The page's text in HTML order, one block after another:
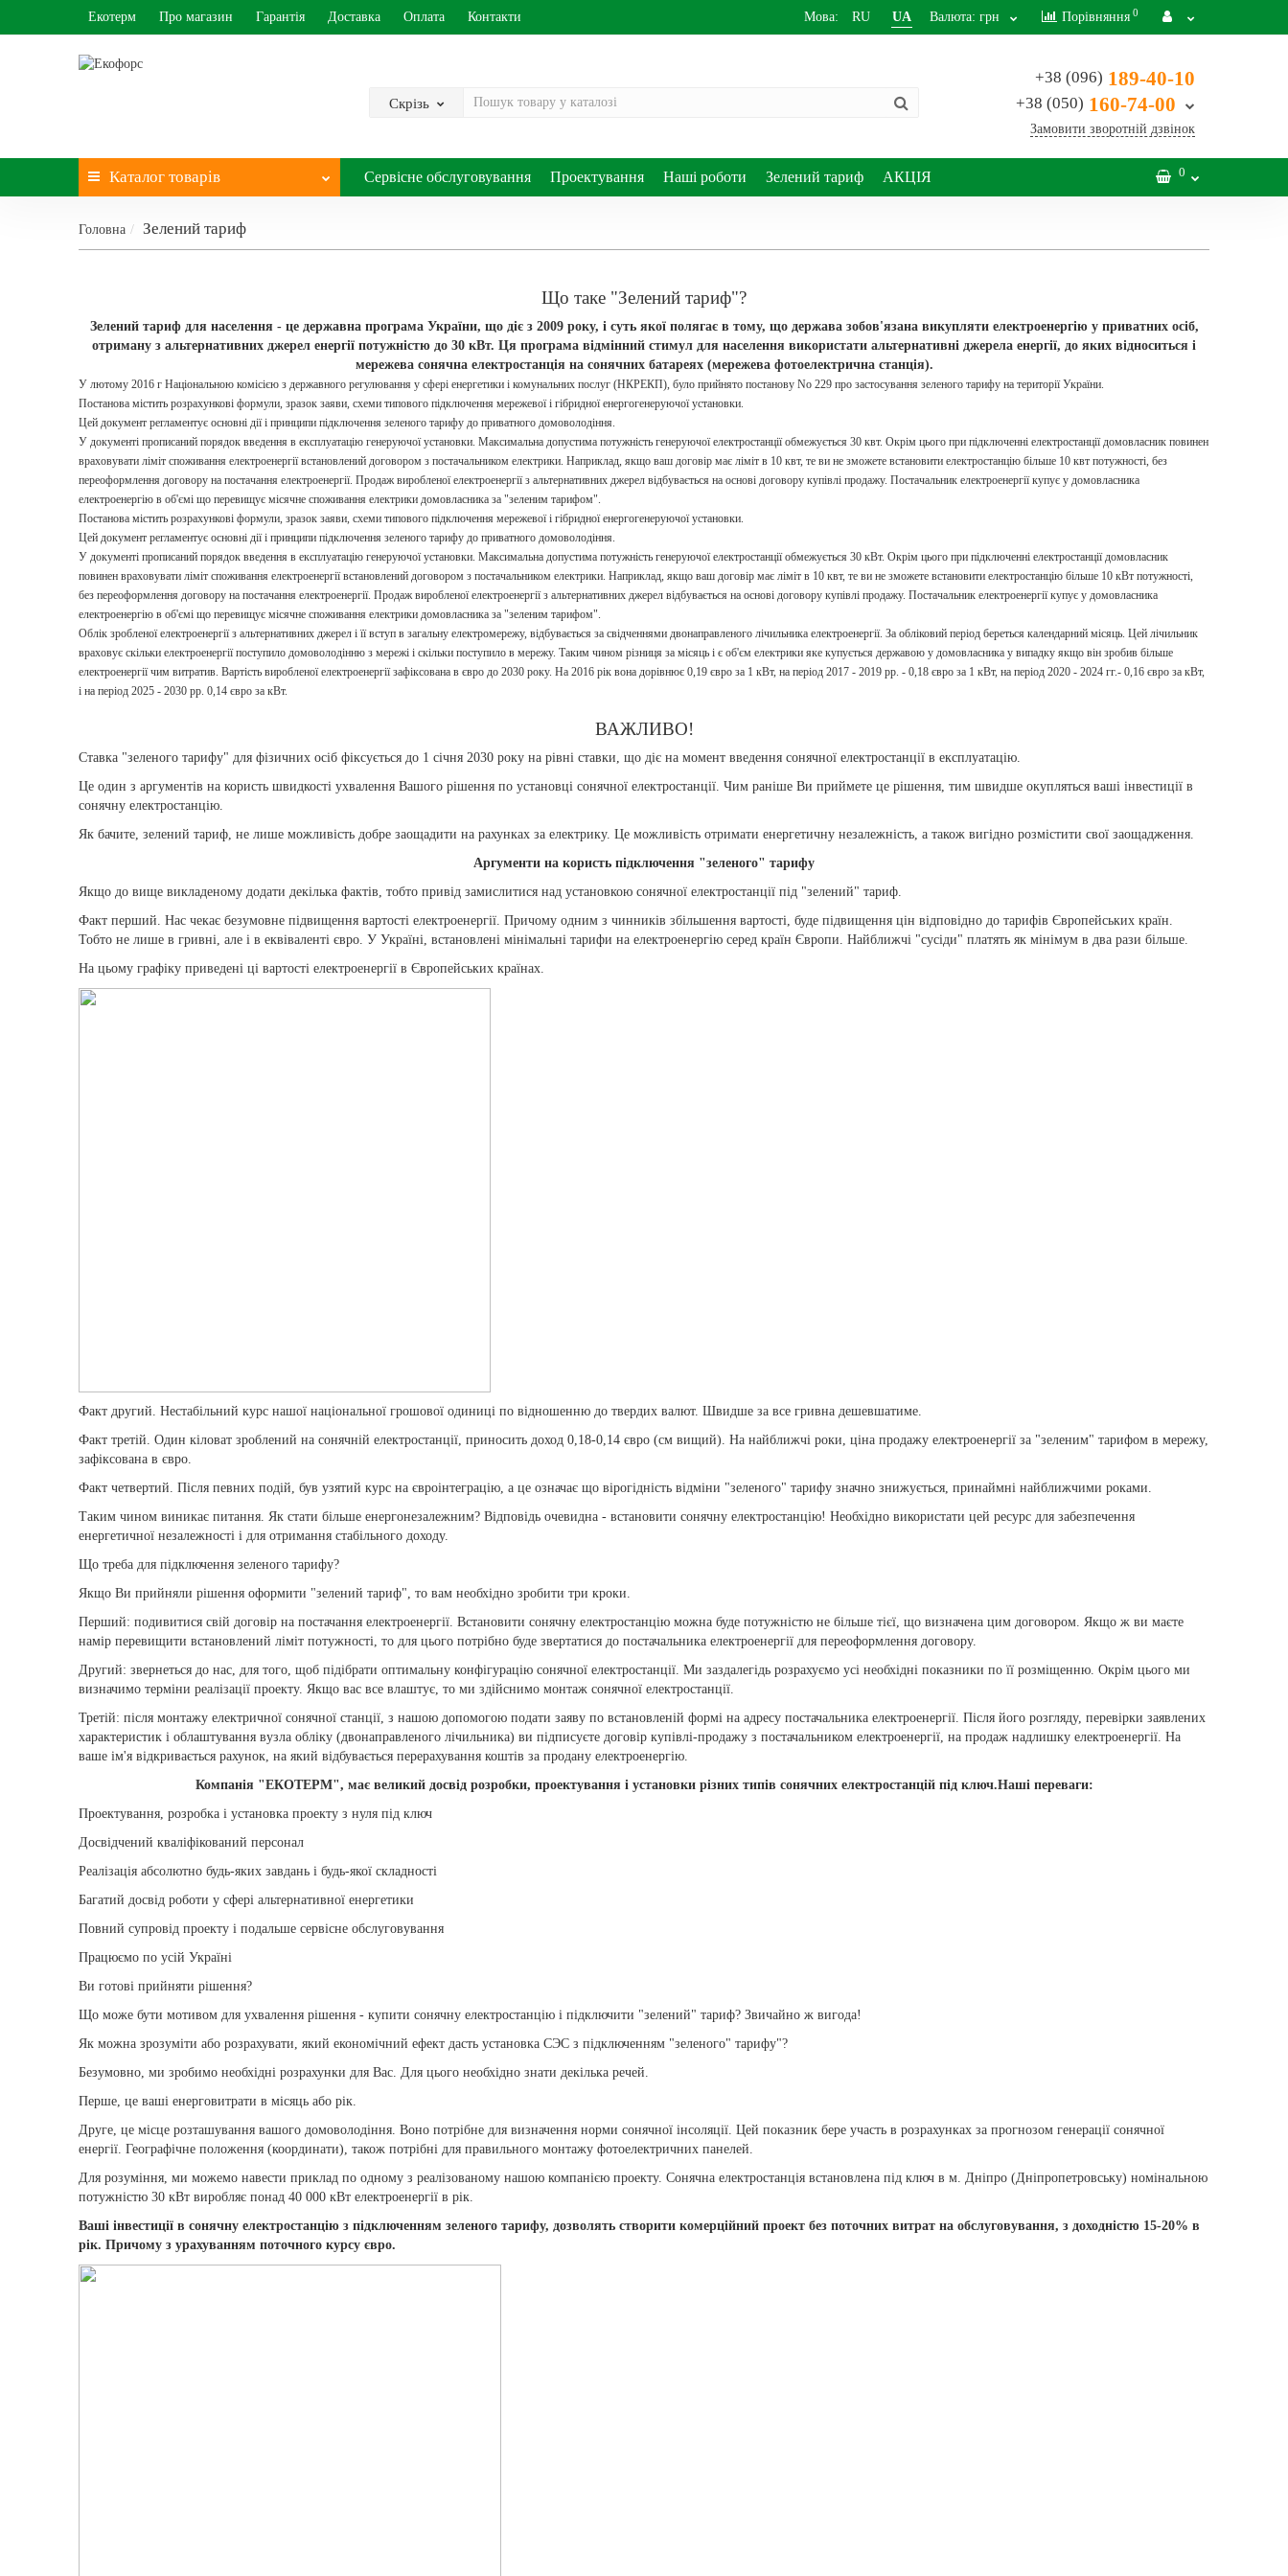
Екотерм Про магазин Гарантія Доставка Оплата Контакти Мова: RU UA Валюта: грн Порівняння 0
Скрізь
+38 (096) 189-40-10
+38 (050) 160-74-00
Замовити зворотній дзвінок
Каталог товарів Сервісне обслуговування Проектування Наші роботи Зелений тариф АКЦІЯ 0
Головна Зелений тариф
Що таке "Зелений тариф"?
Зелений тариф для населення - це державна програма України, що діє з 2009 року, і суть якої полягає в тому, що держава зобов'язана викупляти електроенергію у приватних осіб,
отриману з альтернативних джерел енергії потужністю до 30 кВт. Ця програма відмінний стимул для населення використати альтернативні джерела енергії, до яких відноситься і
мережева сонячна електростанція на сонячних батареях (мережева фотоелектрична станція).
У лютому 2016 г Національною комісією з державного регулювання у сфері енергетики і комунальних послуг (НКРЕКП), було прийнято постанову No 229 про застосування зеленого тарифу на території України.
Постанова містить розрахункові формули, зразок заяви, схеми типового підключення мережевої і гібридної енергогенеруючої установки.
Цей документ регламентує основні дії і принципи підключення зеленого тарифу до приватного домоволодіння.
У документі прописаний порядок введення в експлуатацію генеруючої установки. Максимальна допустима потужність генеруючої електростанції обмежується 30 квт. Окрім цього при підключенні електростанції домовласник повинен
враховувати ліміт споживання електроенергії встановлений договором з постачальником електрики. Наприклад, якщо ваш договір має ліміт в 10 квт, те ви не зможете встановити електростанцію більше 10 квт потужності, без
переоформлення договору на постачання електроенергії. Продаж виробленої електроенергії з альтернативних джерел відбувається на основі договору купівлі продажу. Постачальник електроенергії купує у домовласника
електроенергію в об'ємі що перевищує місячне споживання електрики домовласника за "зеленим тарифом".
Постанова містить розрахункові формули, зразок заяви, схеми типового підключення мережевої і гібридної енергогенеруючої установки.
Цей документ регламентує основні дії і принципи підключення зеленого тарифу до приватного домоволодіння.
У документі прописаний порядок введення в експлуатацію генеруючої установки. Максимальна допустима потужність генеруючої електростанції обмежується 30 кВт. Окрім цього при підключенні електростанції домовласник
повинен враховувати ліміт споживання електроенергії встановлений договором з постачальником електрики. Наприклад, якщо ваш договір має ліміт в 10 квт, те ви не зможете встановити електростанцію більше 10 кВт потужності,
без переоформлення договору на постачання електроенергії. Продаж виробленої електроенергії з альтернативних джерел відбувається на основі договору купівлі продажу. Постачальник електроенергії купує у домовласника
електроенергію в об'ємі що перевищує місячне споживання електрики домовласника за "зеленим тарифом".
Облік зробленої електроенергії з альтернативних джерел і її вступ в загальну електромережу, відбувається за свідченнями двонаправленого лічильника електроенергії. За обліковий період береться календарний місяць. Цей лічильник
враховує скільки електроенергії поступило домоволодінню з мережі і скільки поступило в мережу. Таким чином різниця за місяць і є об'єм електрики яке купується державою у домовласника у випадку якщо він зробив більше
електроенергії чим витратив. Вартість виробленої електроенергії зафіксована в євро до 2030 року. На 2016 рік вона дорівнює 0,19 євро за 1 кВт, на період 2017 - 2019 рр. - 0,18 євро за 1 кВт, на період 2020 - 2024 гг.- 0,16 євро за кВт,
і на період 2025 - 2030 рр. 0,14 євро за кВт.
ВАЖЛИВО!
Ставка "зеленого тарифу" для фізичних осіб фіксується до 1 січня 2030 року на рівні ставки, що діє на момент введення сонячної електростанції в експлуатацію.
Це один з аргументів на користь швидкості ухвалення Вашого рішення по установці сонячної електростанції. Чим раніше Ви приймете це рішення, тим швидше окупляться ваші інвестиції в
сонячну електростанцію.
Як бачите, зелений тариф, не лише можливість добре заощадити на рахунках за електрику. Це можливість отримати енергетичну незалежність, а також вигідно розмістити свої заощадження.
Аргументи на користь підключення "зеленого" тарифу
Якщо до вище викладеному додати декілька фактів, тобто привід замислитися над установкою сонячної електростанції під "зелений" тариф.
Факт перший. Нас чекає безумовне підвищення вартості електроенергії. Причому одним з чинників збільшення вартості, буде підвищення цін відповідно до тарифів Європейських країн.
Тобто не лише в гривні, але і в еквіваленті євро. У Україні, встановлені мінімальні тарифи на електроенергію серед країн Європи. Найближчі "сусіди" платять як мінімум в два рази більше.
На цьому графіку приведені ці вартості електроенергії в Європейських країнах.
Факт другий. Нестабільний курс нашої національної грошової одиниці по відношенню до твердих валют. Швидше за все гривна дешевшатиме.
Факт третій. Один кіловат зроблений на сонячній електростанції, приносить доход 0,18-0,14 євро (см вищий). На найближчі роки, ціна продажу електроенергії за "зеленим" тарифом в мережу,
зафіксована в євро.
Факт четвертий. Після певних подій, був узятий курс на євроінтеграцію, а це означає що вірогідність відміни "зеленого" тарифу значно знижується, принаймні найближчими роками.
Таким чином виникає питання. Як стати більше енергонезалежним? Відповідь очевидна - встановити сонячну електростанцію! Необхідно використати цей ресурс для забезпечення
енергетичної незалежності і для отримання стабільного доходу.
Що треба для підключення зеленого тарифу?
Якщо Ви прийняли рішення оформити "зелений тариф", то вам необхідно зробити три кроки.
Перший: подивитися свій договір на постачання електроенергії. Встановити сонячну електростанцію можна буде потужністю не більше тієї, що визначена цим договором. Якщо ж ви маєте
намір перевищити встановлений ліміт потужності, то для цього потрібно буде звертатися до постачальника електроенергії для переоформлення договору.
Другий: звернеться до нас, для того, щоб підібрати оптимальну конфігурацію сонячної електростанції. Ми заздалегідь розрахуємо усі необхідні показники по її розміщенню. Окрім цього ми
визначимо терміни реалізації проекту. Якщо вас все влаштує, то ми здійснимо монтаж сонячної електростанції.
Третій: після монтажу електричної сонячної станції, з нашою допомогою подати заяву по встановленій формі на адресу постачальника електроенергії. Після його розгляду, перевірки заявлених
характеристик і облаштування вузла обліку (двонаправленого лічильника) ви підписуєте договір купівлі-продажу з постачальником електроенергії, на продаж надлишку електроенергії. На
ваше ім'я відкривається рахунок, на який відбувається перерахування коштів за продану електроенергію.
Компанія "ЕКОТЕРМ", має великий досвід розробки, проектування і установки різних типів сонячних електростанцій під ключ.Наші переваги:
Проектування, розробка і установка проекту з нуля під ключ
Досвідчений кваліфікований персонал
Реалізація абсолютно будь-яких завдань і будь-якої складності
Багатий досвід роботи у сфері альтернативної енергетики
Повний супровід проекту і подальше сервісне обслуговування
Працюємо по усій Україні
Ви готові прийняти рішення?
Що може бути мотивом для ухвалення рішення - купити сонячну електростанцію і підключити "зелений" тариф? Звичайно ж вигода!
Як можна зрозуміти або розрахувати, який економічний ефект дасть установка СЭС з підключенням "зеленого" тарифу"?
Безумовно, ми зробимо необхідні розрахунки для Вас. Для цього необхідно знати декілька речей.
Перше, це ваші енерговитрати в місяць або рік.
Друге, це місце розташування вашого домоволодіння. Воно потрібне для визначення норми сонячної інсоляції. Цей показник бере участь в розрахунках за прогнозом генерації сонячної
енергії. Географічне положення (координати), також потрібні для правильного монтажу фотоелектричних панелей.
Для розуміння, ми можемо навести приклад по одному з реалізованому нашою компанією проекту. Сонячна електростанція встановлена під ключ в м. Дніпро (Дніпропетровську) номінальною
потужністю 30 кВт виробляє понад 40 000 кВт електроенергії в рік.
Ваші інвестиції в сонячну електростанцію з підключенням зеленого тарифу, дозволять створити комерційний проект без поточних витрат на обслуговування, з доходністю 15-20% в
рік. Причому з урахуванням поточного курсу євро.